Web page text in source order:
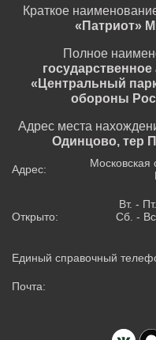
Краткое
«Патриот»
Полное
«Центральный
обороны
Адрес места
Одинцово, тер
Адрес:
Московская
Открыто:
Вт. -
Сб. -
Единый справочный
Почта: